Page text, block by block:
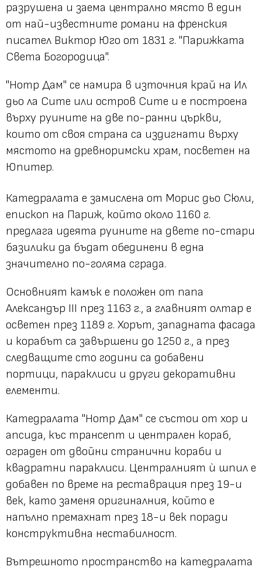
разрушена и заема централно място в един
от най-известните романи на френския
писател Виктор Юго от 1831 г. "Парижката
Света Богородица".
"Нотр Дам" се намира в източния край на Ил
дьо ла Сите или остров Сите и е построена
върху руините на две по-ранни църкви,
които от своя страна са издигнати върху
мястото на древноримски храм, посветен на
Юпитер.
Катедралата е замислена от Морис дьо Сюли,
епископ на Париж, който около 1160 г.
предлага идеята руините на двете по-стари
базилики да бъдат обединени в една
значително по-голяма сграда.
Основният камък е положен от папа
Александър III през 1163 г., а главният олтар е
осветен през 1189 г. Хорът, западната фасада
и корабът са завършени до 1250 г., а през
следващите сто години са добавени
портици, параклиси и други декоративни
елементи.
Катедралата "Нотр Дам" се състои от хор и
апсида, къс трансепт и централен кораб,
ограден от двойни странични кораби и
квадратни параклиси. Централният ѝ шпил е
добавен по време на реставрация през 19-и
век, като заменя оригиналния, който е
напълно премахнат през 18-и век поради
конструктивна нестабилност.
Вътрешното пространство на катедралата